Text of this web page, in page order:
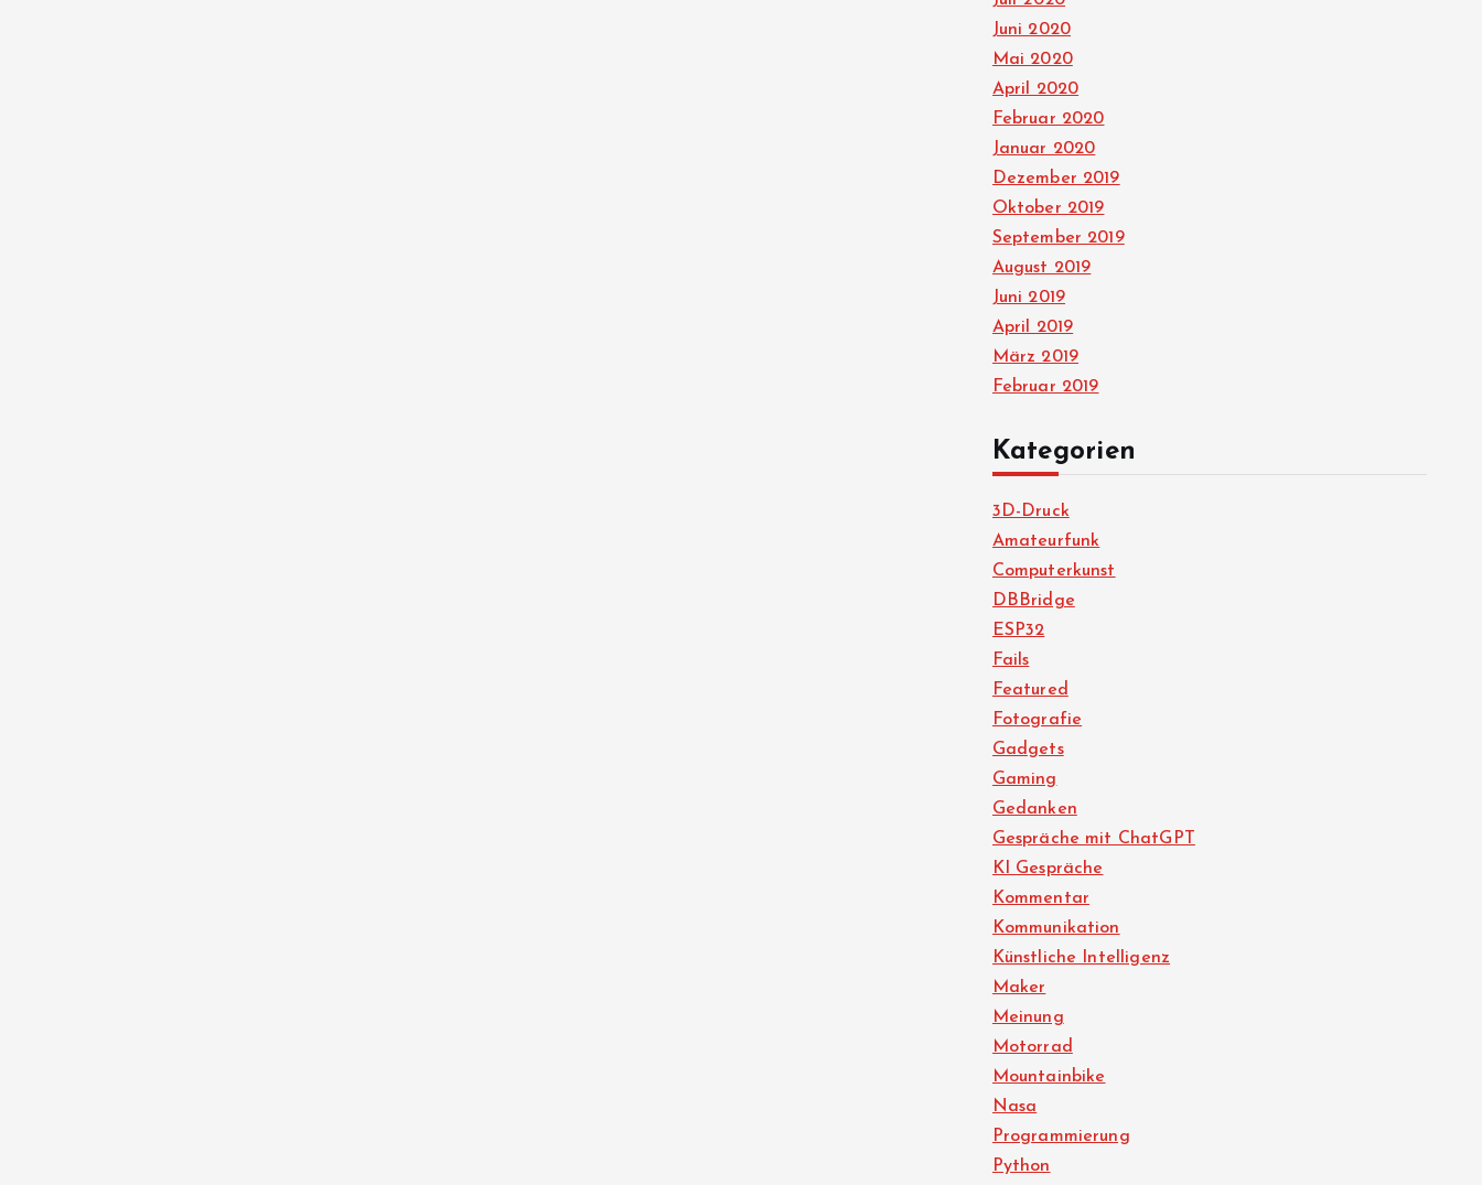
Juni 2020
Mai 2020
April 2020
Februar 2020
Januar 2020
Dezember 2019
Oktober 2019
September 2019
August 2019
Juni 2019
April 2019
März 2019
Februar 2019
Kategorien
3D-Druck
Amateurfunk
Computerkunst
DBBridge
ESP32
Fails
Featured
Fotografie
Gadgets
Gaming
Gedanken
Gespräche mit ChatGPT
KI Gespräche
Kommentar
Kommunikation
Künstliche Intelligenz
Maker
Meinung
Motorrad
Mountainbike
Nasa
Programmierung
Python